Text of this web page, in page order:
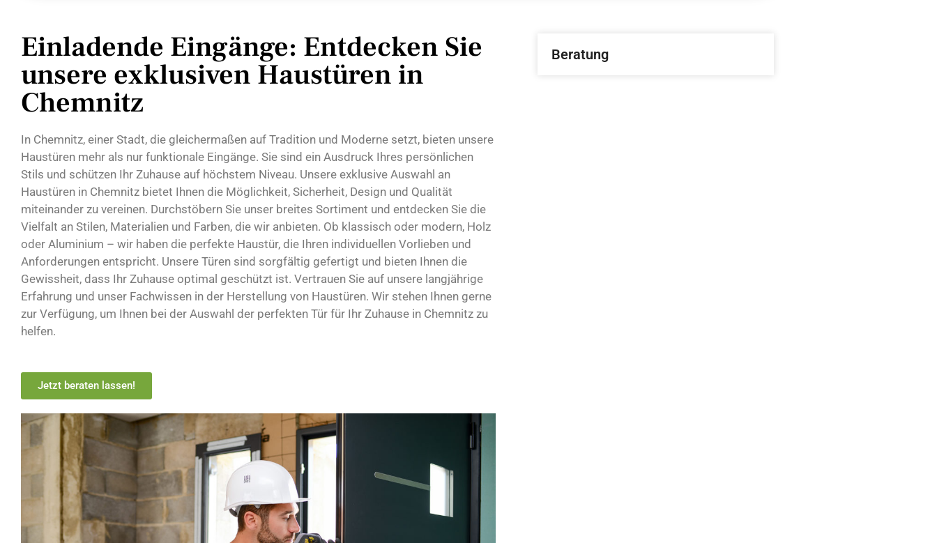
Einladende Eingänge: Entdecken Sie
unsere exklusiven Haustüren in
Chemnitz
In Chemnitz, einer Stadt, die gleichermaßen auf Tradition und Moderne setzt, bieten unsere
Haustüren mehr als nur funktionale Eingänge. Sie sind ein Ausdruck Ihres persönlichen
Stils und schützen Ihr Zuhause auf höchstem Niveau. Unsere exklusive Auswahl an
Haustüren in Chemnitz bietet Ihnen die Möglichkeit, Sicherheit, Design und Qualität
miteinander zu vereinen. Durchstöbern Sie unser breites Sortiment und entdecken Sie die
Vielfalt an Stilen, Materialien und Farben, die wir anbieten. Ob klassisch oder modern, Holz
oder Aluminium – wir haben die perfekte Haustür, die Ihren individuellen Vorlieben und
Anforderungen entspricht. Unsere Türen sind sorgfältig gefertigt und bieten Ihnen die
Gewissheit, dass Ihr Zuhause optimal geschützt ist. Vertrauen Sie auf unsere langjährige
Erfahrung und unser Fachwissen in der Herstellung von Haustüren. Wir stehen Ihnen gerne
zur Verfügung, um Ihnen bei der Auswahl der perfekten Tür für Ihr Zuhause in Chemnitz zu
helfen.
Jetzt beraten lassen!
Beratung